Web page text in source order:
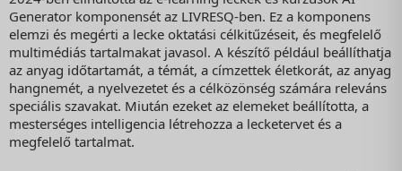
Generator komponensét az LIVRESQ-ben. Ez a komponens
elemzi és megérti a lecke oktatási célkitűzéseit, és megfelelő
multimédiás tartalmakat javasol. A készítő például beállíthatja
az anyag időtartamát, a témát, a címzettek életkorát, az anyag
hangnemét, a nyelvezetet és a célközönség számára releváns
speciális szavakat. Miután ezeket az elemeket beállította, a
mesterséges intelligencia létrehozza a lecketervet és a
megfelelő tartalmat.